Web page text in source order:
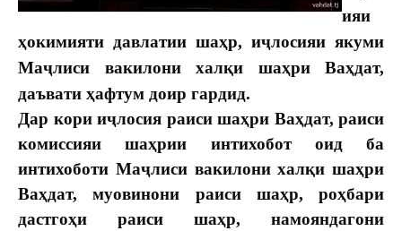
ияи
ҳокимияти давлатии шаҳр, иҷлосияи якуми
Маҷлиси вакилони халқи шаҳри Ваҳдат,
даъвати ҳафтум доир гардид.
Дар кори иҷлосия раиси шаҳри Ваҳдат, раиси
комиссияи шаҳрии интихобот оид ба
интихоботи Маҷлиси вакилони халқи шаҳри
Ваҳдат, муовинони раиси шаҳр, роҳбари
дастгоҳи раиси шаҳр, намояндагони